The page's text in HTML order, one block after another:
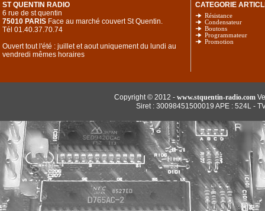
ST QUENTIN RADIO
6 rue de st quentin
75010 PARIS Face au marché couvert St Quentin.
Tél 01.40.37.70.74
Ouvert tout l'été : juillet et aout uniquement du lundi au
vendredi mêmes horaires
CATEGORIE
Résistance
Condensateur
Boutons
Programmateur
Promotion
Copyright © 2012 - www.stquentin-radio.com
Siret : 30098451500019 APE : 524L -